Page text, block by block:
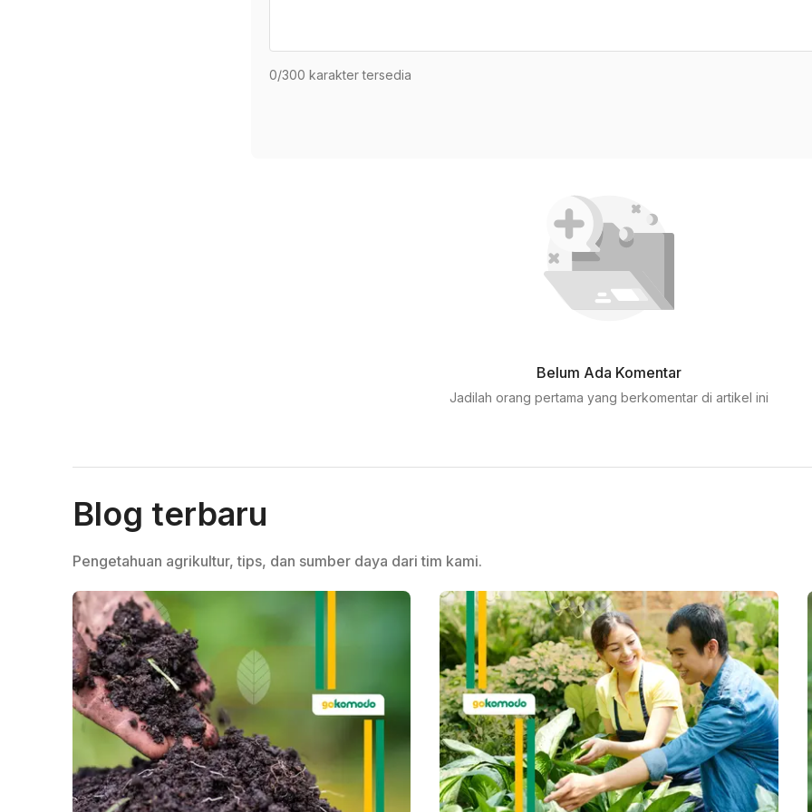
0/300 karakter tersedia
Belum Ada Komentar
Jadilah orang pertama yang berkomentar di artikel ini
Blog terbaru
Pengetahuan agrikultur, tips, dan sumber daya dari tim kami.